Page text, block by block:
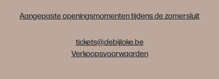
Aangepaste openingsmomenten tijdens de zomersluit
tickets@debijloke.be
Verkoopsvoorwaarden